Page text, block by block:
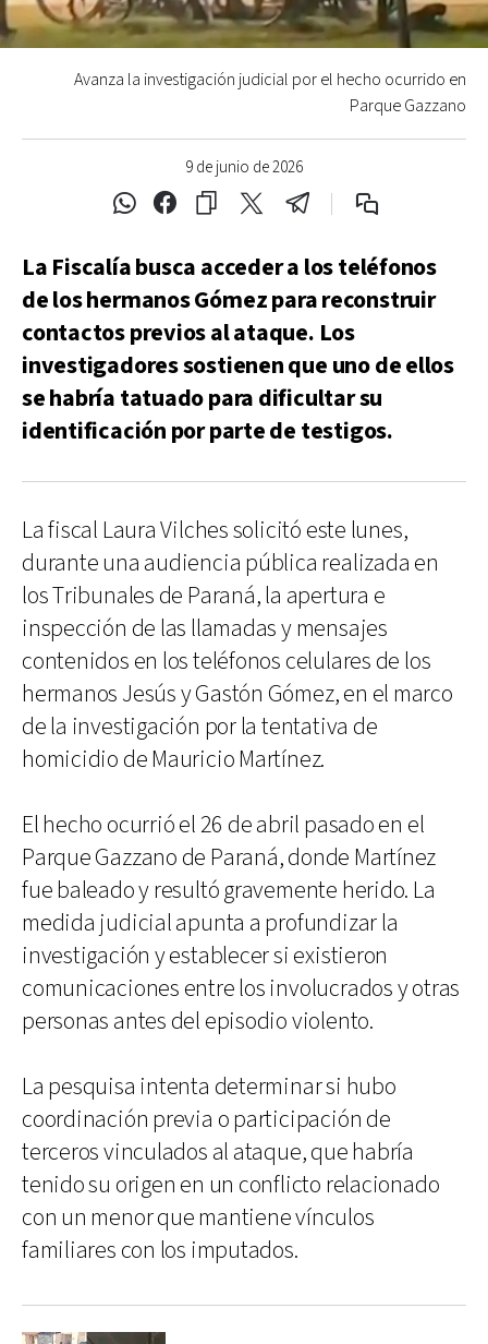
9 de junio de 2026
Avanza la investigación judicial por el hecho ocurrido en
Parque Gazzano
La Fiscalía busca acceder a los teléfonos
de los hermanos Gómez para reconstruir
contactos previos al ataque. Los
investigadores sostienen que uno de ellos
se habría tatuado para dificultar su
identificación por parte de testigos.
La fiscal Laura Vilches solicitó este lunes,
durante una audiencia pública realizada en
los Tribunales de Paraná, la apertura e
inspección de las llamadas y mensajes
contenidos en los teléfonos celulares de los
hermanos Jesús y Gastón Gómez, en el marco
de la investigación por la tentativa de
homicidio de Mauricio Martínez.
El hecho ocurrió el 26 de abril pasado en el
Parque Gazzano de Paraná, donde Martínez
fue baleado y resultó gravemente herido. La
medida judicial apunta a profundizar la
investigación y establecer si existieron
comunicaciones entre los involucrados y otras
personas antes del episodio violento.
La pesquisa intenta determinar si hubo
coordinación previa o participación de
terceros vinculados al ataque, que habría
tenido su origen en un conflicto relacionado
con un menor que mantiene vínculos
familiares con los imputados.